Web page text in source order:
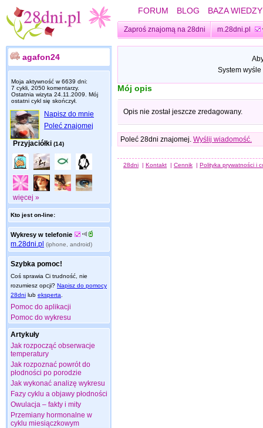
FORUM BLOG BAZA WIEDZY
Zaproś znajomą na 28dni m.28dni.pl
agafon24
Moja aktywność w 6639 dni:
7 cykli, 2050 komentarzy.
Ostatnia wizyta 24.11.2009 . Mój
ostatni cykl się skończył.
Napisz do mnie
Poleć znajomej
Przyjaciółki (14)
więcej »
Kto jest on-line:
Wykresy w telefonie
m.28dni.pl (iphone, android)
Szybka pomoc!
Coś sprawia Ci trudność, nie
rozumiesz opcji? Napisz do pomocy
28dni lub eksperta
Pomoc do aplikacji
Pomoc do wykresu
Artykuły
Jak rozpocząć obserwacje
temperatury
Jak rozpoznać powrót do
płodności po porodzie
Jak wykonać analizę wykresu
Fazy cyklu a objawy płodności
Owulacja – fakty i mity
Przemiany hormonalne w
cyklu miesiączkowym
System
Mój opis
Opis nie został jeszcze zredagowany.
Poleć 28dni znajomej. Wyślij wiadomość.
28dni | Kontakt | Cennik | Polityka prywatności i